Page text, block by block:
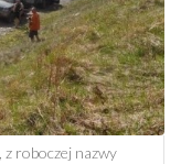
z roboczej nazwy